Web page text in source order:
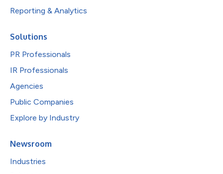
Reporting & Analytics
Solutions
PR Professionals
IR Professionals
Agencies
Public Companies
Explore by Industry
Newsroom
Industries